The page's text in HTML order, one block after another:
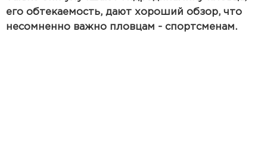
его обтекаемость, дают хороший обзор, что
несомненно важно пловцам - спортсменам.